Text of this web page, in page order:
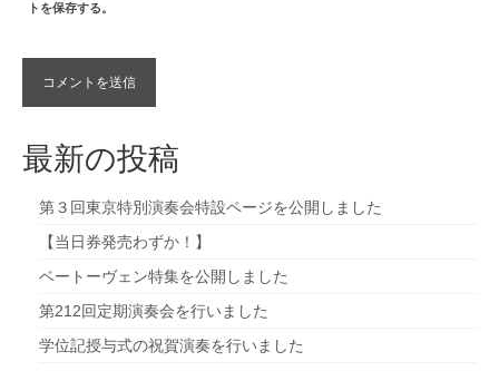
トを保存する。
最新の投稿
第３回東京特別演奏会特設ページを公開しました
【当日券発売わずか！】
ベートーヴェン特集を公開しました
第212回定期演奏会を行いました
学位記授与式の祝賀演奏を行いました